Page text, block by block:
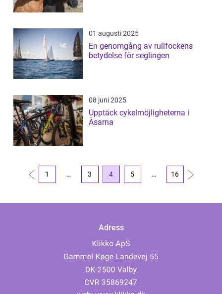
01 augusti 2025
En genomgång av rullfockens
betydelse för seglingen
08 juni 2025
Upptäck cykelmöjligheterna i
Åsarna
1 … 3 4 5 … 16
Adress